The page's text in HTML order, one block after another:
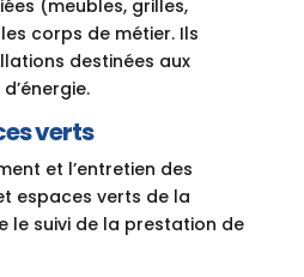
(meubles, grilles,
corps de métier. Ils
destinées aux
verts
et l’entretien des
espaces verts de la
le suivi de la prestation de